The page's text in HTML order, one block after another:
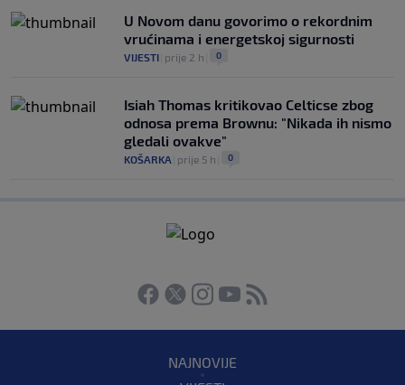
U Novom danu govorimo o rekordnim
vrućinama i energetskoj sigurnosti
VIJESTI prije 2 h 0
Isiah Thomas kritikovao Celticse zbog
odnosa prema Brownu: "Nikada ih nismo
gledali ovakve"
KOŠARKA prije 5 h 0
NAJNOVIJE